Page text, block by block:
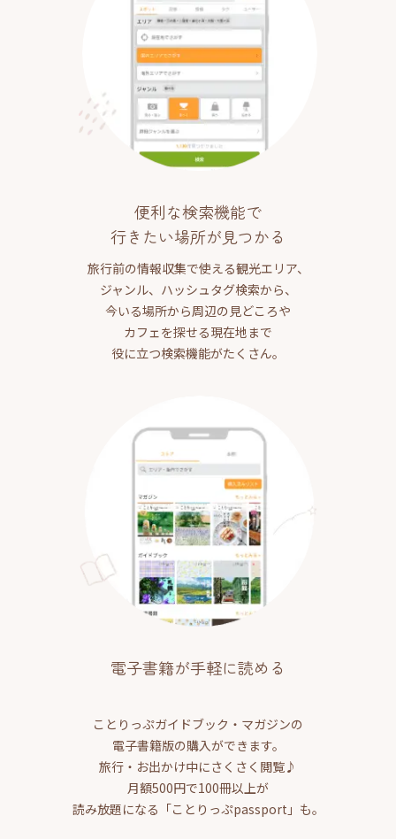
便利な検索機能で
行きたい場所が見つかる
旅行前の情報収集で使える観光エリア、
ジャンル、ハッシュタグ検索から、
今いる場所から周辺の見どころや
カフェを探せる現在地まで
役に立つ検索機能がたくさん。
電子書籍が手軽に読める
ことりっぷガイドブック・マガジンの
電子書籍版の購入ができます。
旅行・お出かけ中にさくさく閲覧♪
月額500円で100冊以上が
読み放題になる「ことりっぷpassport」も。